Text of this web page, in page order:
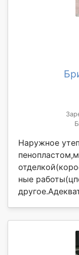
Наружное
ные